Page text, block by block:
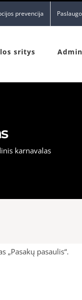
prevencija
sritys
karnavalas
„Pasakų pasaulis“.